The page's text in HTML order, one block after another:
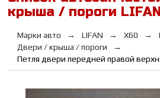
крыша / пороги
Марки авто LIFAN Х60
Двери / крыша / пороги
Петля двери передней правой